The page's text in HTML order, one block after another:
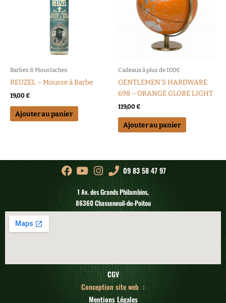
Barbes & Moustaches
REUZEL – Mousse à Barbe
19,00€
Ajouter au panier
Cadeaux à plus de 100€
GENTLEMEN’S HARDWARE
698 – ORANGE GLOBE LIGHT
119,00€
Ajouter au panier
09 83 58 47 97
1 Av. des Grands Philambins,
86360 Chasseneuil-du-Poitou
CGV
Conception site web :
Mentions Légales